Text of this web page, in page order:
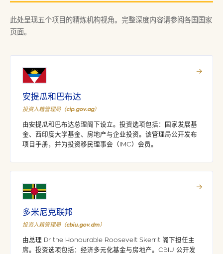
此处呈现五个项目的精炼机构视角。完整深度内容请参阅各国国家
页面。
安提瓜和巴布达
投资入籍管理局（cip.gov.ag）
由安提瓜和巴布达总理阁下设立。投资选项包括：国家发展基
金、西印度大学基金、房地产与企业投资。该管理局公开发布
项目手册，并为投资移民理事会（IMC）会员。
→
多米尼克联邦
投资入籍管理局（cbiu.gov.dm）
由总理 Dr the Honourable Roosevelt Skerrit 阁下担任主
席。投资选项包括：经济多元化基金与房地产。CBIU 公开发
→